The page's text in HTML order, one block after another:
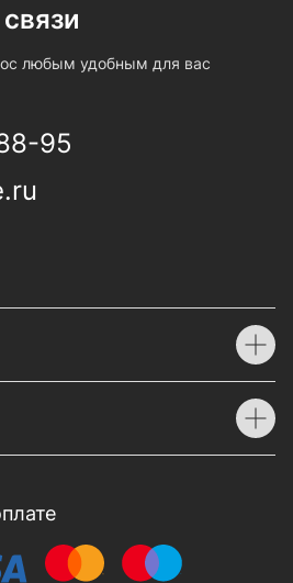
любым удобным для вас
95